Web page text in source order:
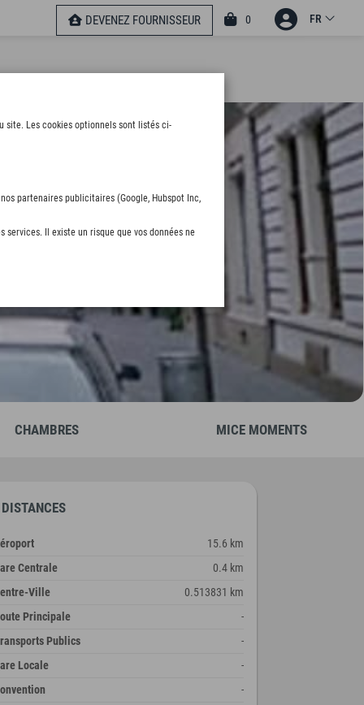
site. Les cookies optionnels sont listés ci-
partenaires publicitaires (Google, Hubspot Inc,
Il existe un risque que vos données ne
DEVENEZ FOURNISSEUR 0 FR
CHAMBRES MICE MOMENTS
DISTANCES
15.6 km
Centrale
0.4 km
Ville
0.513831 km
Principale
-
Publics
-
Locale
-
-